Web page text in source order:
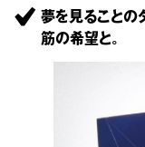
夢を見ることの
筋の希望と。